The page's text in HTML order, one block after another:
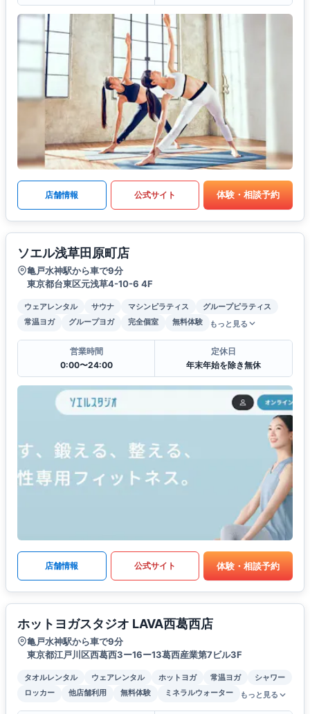
店舗情報 公式サイト 体験・相談予約
ソエル浅草田原町店
亀戸水神駅から車で9分
東京都台東区元浅草4-10-6 4F
ウェアレンタル サウナ マシンピラティス
グループピラティス
常温ヨガ
グループヨガ 完全個室 無料体験 もっと見る
営業時間
0:00〜24:00
定休日
年末年始を除き無休
店舗情報 公式サイト 体験・相談予約
ホットヨガスタジオ LAVA西葛西店
亀戸水神駅から車で9分
東京都江戸川区西葛西3ー16ー13葛西産業第7ビル3F
タオルレンタル ウェアレンタル ホットヨガ 常温ヨガ
シャワー
ロッカー
他店舗利用 無料体験 ミネラルウォーター もっと見る